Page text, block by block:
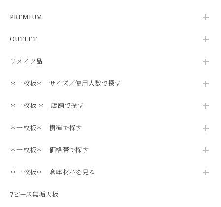
PREMIUM
OUTLET
リメイク品
＊一枚板＊ サイズ／使用人数で探す
＊一枚板 ＊ 店舗で探す
＊一枚板＊ 樹種で探す
＊一枚板＊ 価格帯で探す
＊一枚板＊ 倉庫材料を見る
7ピース無垢天板